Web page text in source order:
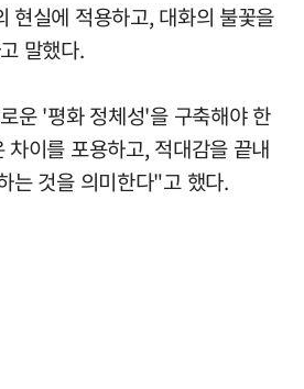
현실에 적용하고, 대화의 불꽃을
말했다.
운 '평화 정체성'을 구축해야 한
이를 포용하고, 적대감을 끝내
는 것을 의미한다"고 했다.